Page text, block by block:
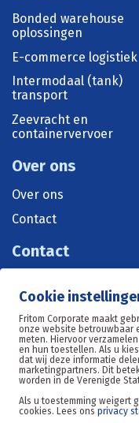
Cookie
Fritom Corporate maakt
onze website betrouwbaar
meten. Hiervoor
en hun toestellen. Als u
dat wij deze informatie
marketingpartners. Dit
worden in de Verenigde
Als u toestemming weigert
cookies. Lees onsprivacy
Bonded warehouse
oplossingen
E-commerce logistiek
Intermodaal (tank)
transport
Zeevracht en
containervervoer
Over ons
Over ons
Contact
Contact
sales@fritom.nl
Oosterom 11, 8602DE